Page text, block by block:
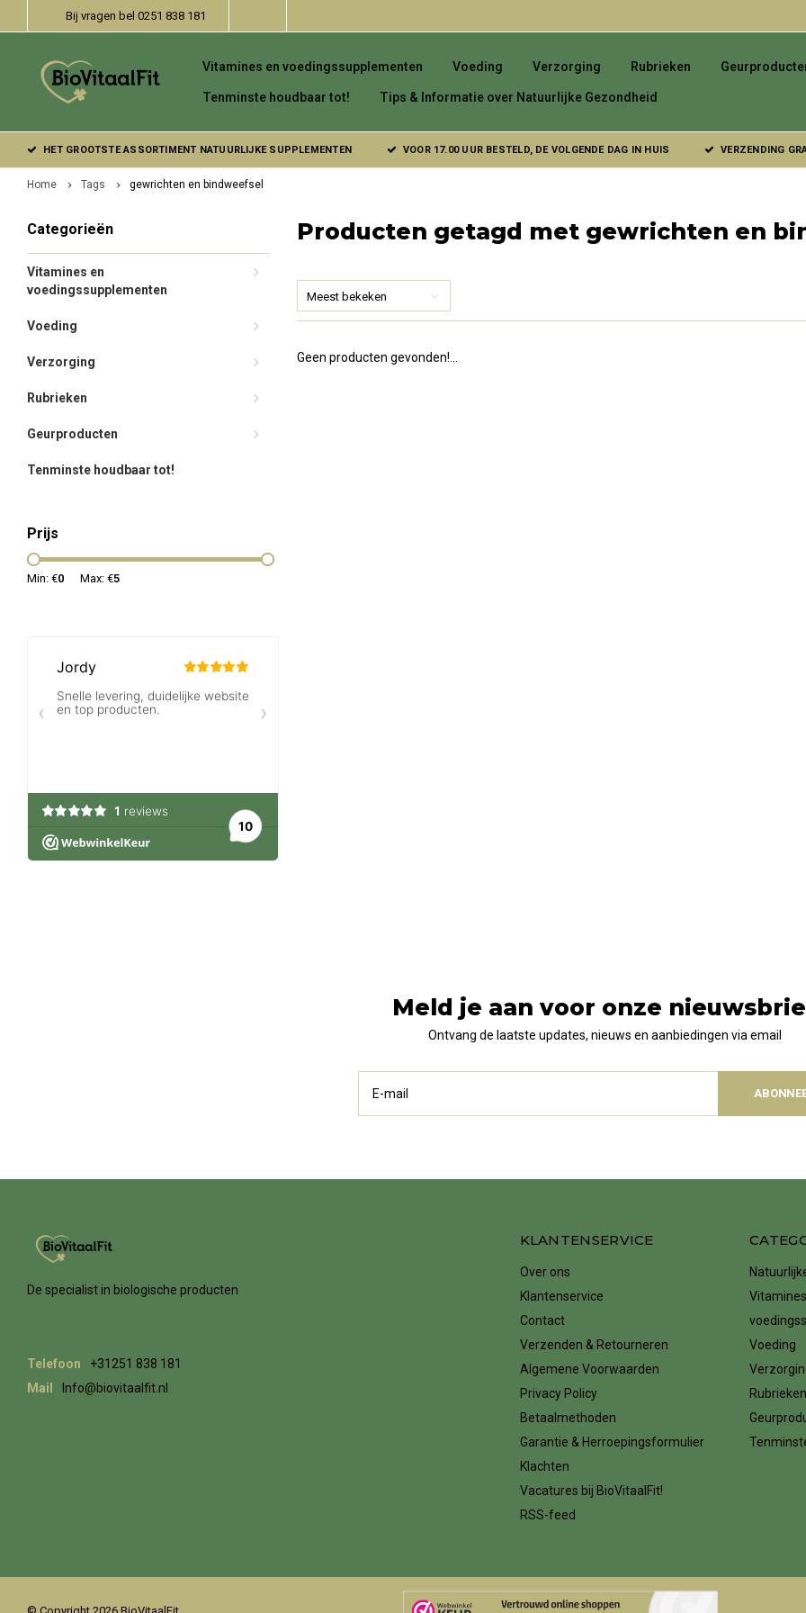
Bij vragen bel 0251 838 181
Vitamines en voedingssupplementen Voeding Verzorging Rubrieken
Tenminste houdbaar tot! Tips & Informatie over Natuurlijke Gezondheid
HET GROOTSTE ASSORTIMENT NATUURLIJKE SUPPLEMENTEN VOOR 17.00 UUR BESTELD, DE VOLGENDE DAG IN HUIS VERZENDING
Home Tags gewrichten en bindweefsel
Categorieën
Vitamines en
voedingssupplementen
Voeding
Verzorging
Rubrieken
Geurproducten
Tenminste houdbaar tot!
Prijs
Min: €0 Max: €5
Producten getagd met gewrichten en
Meest bekeken
Geen producten gevonden!...
Meld je aan voor onze
Ontvang de laatste updates, nieuws en aanbiedingen via email
De specialist in biologische producten
Telefoon
+31251 838 181
Mail
Info@biovitaalfit.nl
KLANTENSERVICE
Over ons
Klantenservice
Contact
Verzenden & Retourneren
Algemene Voorwaarden
Privacy Policy
Betaalmethoden
Garantie & Herroepingsformulier
Klachten
Vacatures bij BioVitaalFit!
RSS-feed
Voeding
Rubrieken